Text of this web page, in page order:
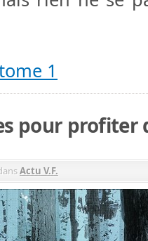
1
pour profiter
Actu V.F.